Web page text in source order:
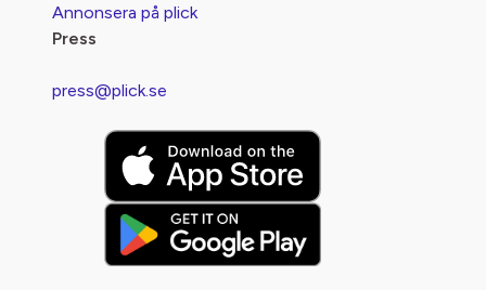
Annonsera på plick
Press
press@plick.se